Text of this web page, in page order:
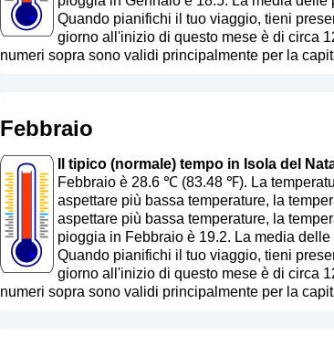
Quando pianifichi il tuo viaggio, tieni
giorno all'inizio di questo mese è di circa
numeri sopra sono validi principalmente per la
Febbraio
Il tipico (normale) tempo in Isola del
Febbraio è 28.6 ℃ (83.48 ℉). La
aspettare più bassa temperature, la
aspettare più bassa temperature, la
pioggia in Febbraio è 19.2. La media
Quando pianifichi il tuo viaggio, tieni
giorno all'inizio di questo mese è di circa
numeri sopra sono validi principalmente per la